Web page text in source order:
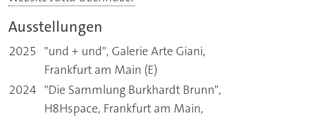
Ausstellungen
2025
"und + und", Galerie Arte Giani,
Frankfurt am Main (E)
2024 "Die Sammlung Burkhardt Brunn",
H8Hspace, Frankfurt am Main,